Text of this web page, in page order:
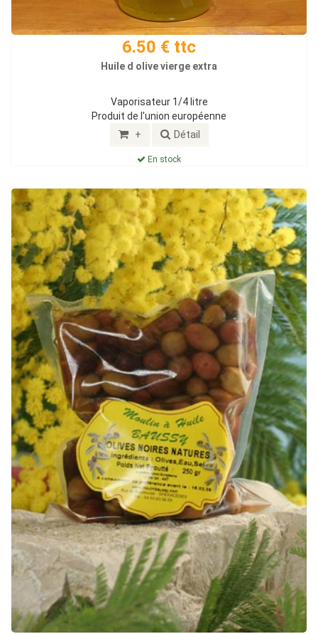
6.50 € ttc
Huile d olive vierge extra
Vaporisateur 1/4 litre
Produit de l'union européenne
+ Détail
En stock